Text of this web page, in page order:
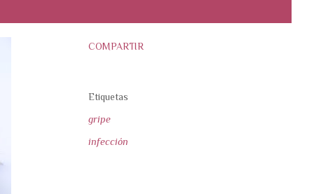
COMPARTIR
Etiquetas
gripe
infección